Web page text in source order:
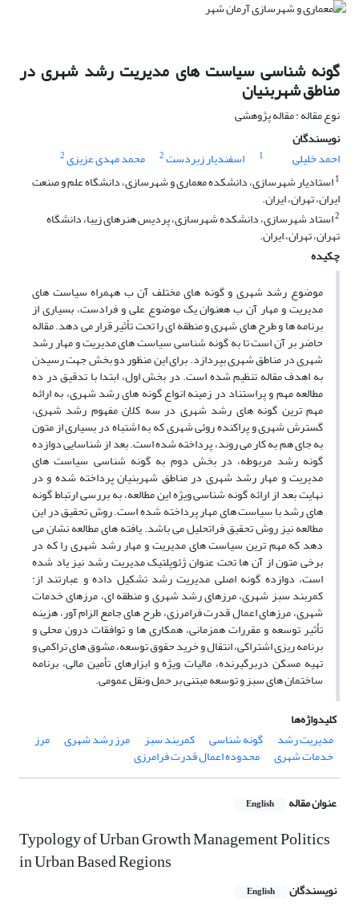
گونه شناسی سیاست های مدیریت رشد شهری در
مناطق شهربنیان
نوع مقاله : مقاله پژوهشی
نویسندگان
احمد خلیلی
1 اسفندیار زبردست2 محمد مهدی عزیزی2
1استادیار شهرسازی، دانشکده معماری و شهرسازی، دانشگاه علم و صنعت
ایران، تهران، ایران.
2استاد شهرسازی، دانشکده شهرسازی، پردیس هنرهای زیبا، دانشگاه
تهران، تهران، ایران.
چکیده
موضوع رشد شهری و گونه های مختلف آن ب ههمراه سیاست های
مدیریت و مهار آن ب هعنوان یک موضوع علی و فرادست، بسیاری از
برنامه ها و طرح های شهری و منطقه ای را تحت تأثیر قرار می دهد. مقاله
حاضر بر آن است تا به گونه شناسی سیاست های مدیریت و مهار رشد
شهری در مناطق شهری بپردازد. برای این منظور دو بخش جهت رسیدن
به اهدف مقاله تنظیم شده است. در بخش اول، ابتدا با تدقیق در ده
مطالعه مهم و پراستناد در زمینه انواع گونه های رشد شهری، به ارائه
مهم ترین گونه های رشد شهری در سه کلان مفهوم رشد شهری،
گسترش شهری و پراکنده روئی شهری که به اشتباه در بسیاری از متون
به جای هم به کار می روند، پرداخته شده است. بعد از شناسایی دوازده
گونه رشد مربوطه، در بخش دوم به گونه شناسی سیاست های
مدیریت و مهار رشد شهری در مناطق شهربنیان پرداخته شده و در
نهایت بعد از ارائه گونه شناسی ویژه این مطالعه، به بررسی ارتباط گونه
های رشد با سیاست های مهار پرداخته شده است. روش تحقیق در این
مطالعه نیز روش تحقیق فراتحلیل می باشد. یافته های مطالعه نشان می
دهد که مهم ترین سیاست های مدیریت و مهار رشد شهری را که در
برخی متون از آن ها تحت عنوان ژئوپلتیک مدیریت رشد نیز یاد شده
است، دوازده گونه اصلی مدیریت رشد تشکیل داده و عبارتند از:
کمربند سبز شهری، مرزهای رشد شهری و منطقه ای، مرزهای خدمات
شهری، مرزهای اعمال قدرت فرامرزی، طرح های جامع الزام آور، هزینه
تأثیر توسعه و مقررات همزمانی، همکاری ها و توافقات درون محلی و
برنامه ریزی اشتراکی، انتقال و خرید حقوق توسعه، مشوق های تراکمی و
تهیه مسکن دربرگیرنده، مالیات ویژه و ابزارهای تأمین مالی، برنامه
ساختمان های سبز و توسعه مبتنی بر حمل ونقل عمومی.
کلیدواژه‌ها
مدیریت رشد
گونه شناسی کمربند سبز مرز رشد شهری مرز
خدمات شهری محدوده اعمال قدرت فرامرزی
عنوان مقاله English
Typology of Urban Growth Management Politics
in Urban Based Regions
نویسندگان English